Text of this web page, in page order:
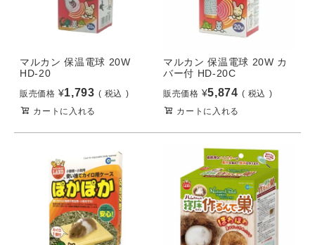
マルカン 保温電球 20W
HD-20
販売価格 ¥1,793
税込
カートに入れる
マルカン 保温電球 20W カ
バー付 HD-20C
販売価格 ¥5,874
税込
カートに入れる